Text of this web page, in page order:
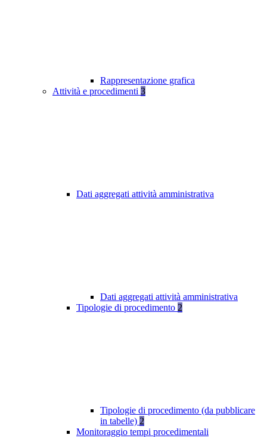
Rappresentazione grafica
Attività e procedimenti 3
Dati aggregati attività amministrativa
Dati aggregati attività amministrativa
Tipologie di procedimento 2
Tipologie di procedimento (da pubblicare
in tabelle) 2
Monitoraggio tempi procedimentali